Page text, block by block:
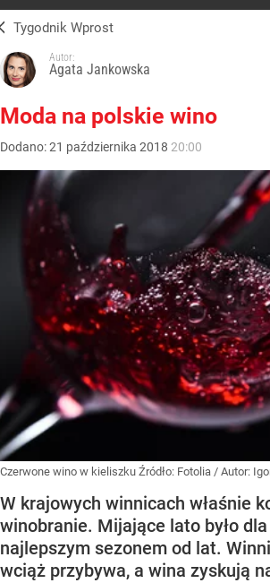
Tygodnik Wprost
Autor:
Agata Jankowska
Moda na polskie wino
Dodano:21 października 2018 20:00
Czerwone wino w kieliszku Źródło: Fotolia / Autor:
W krajowych winnicach właśnie
winobranie. Mijające lato było
najlepszym sezonem od lat.
wciąż przybywa, a wina zyskują